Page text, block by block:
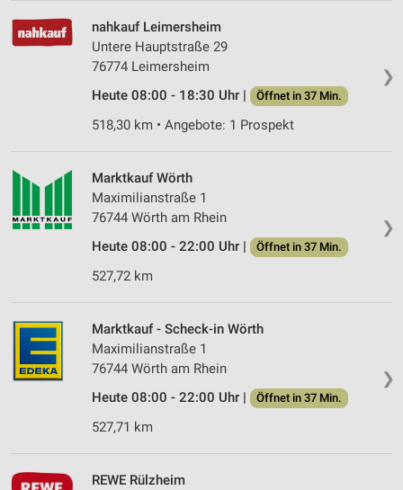
❯
nahkauf Leimersheim
Untere Hauptstraße 29
76774 Leimersheim
Heute 08:00 - 18:30 Uhr |
Öffnet in 37 Min.
518,30 km • Angebote: 1 Prospekt
❯
Marktkauf Wörth
Maximilianstraße 1
76744 Wörth am Rhein
Heute 08:00 - 22:00 Uhr |
Öffnet in 37 Min.
527,72 km
❯
Marktkauf - Scheck-in Wörth
Maximilianstraße 1
76744 Wörth am Rhein
Heute 08:00 - 22:00 Uhr |
Öffnet in 37 Min.
527,71 km
REWE Rülzheim